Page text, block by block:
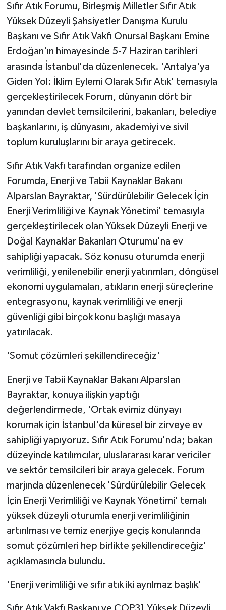
Sıfır Atık Forumu, Birleşmiş Milletler Sıfır Atık
Yüksek Düzeyli Şahsiyetler Danışma Kurulu
Başkanı ve Sıfır Atık Vakfı Onursal Başkanı Emine
Erdoğan'ın himayesinde 5-7 Haziran tarihleri
arasında İstanbul'da düzenlenecek. 'Antalya'ya
Giden Yol: İklim Eylemi Olarak Sıfır Atık' temasıyla
gerçekleştirilecek Forum, dünyanın dört bir
yanından devlet temsilcilerini, bakanları, belediye
başkanlarını, iş dünyasını, akademiyi ve sivil
toplum kuruluşlarını bir araya getirecek.
Sıfır Atık Vakfı tarafından organize edilen
Forumda, Enerji ve Tabii Kaynaklar Bakanı
Alparslan Bayraktar, 'Sürdürülebilir Gelecek İçin
Enerji Verimliliği ve Kaynak Yönetimi' temasıyla
gerçekleştirilecek olan Yüksek Düzeyli Enerji ve
Doğal Kaynaklar Bakanları Oturumu'na ev
sahipliği yapacak. Söz konusu oturumda enerji
verimliliği, yenilenebilir enerji yatırımları, döngüsel
ekonomi uygulamaları, atıkların enerji süreçlerine
entegrasyonu, kaynak verimliliği ve enerji
güvenliği gibi birçok konu başlığı masaya
yatırılacak.
'Somut çözümleri şekillendireceğiz'
Enerji ve Tabii Kaynaklar Bakanı Alparslan
Bayraktar, konuya ilişkin yaptığı
değerlendirmede, 'Ortak evimiz dünyayı
korumak için İstanbul'da küresel bir zirveye ev
sahipliği yapıyoruz. Sıfır Atık Forumu'nda; bakan
düzeyinde katılımcılar, uluslararası karar vericiler
ve sektör temsilcileri bir araya gelecek. Forum
marjında düzenlenecek 'Sürdürülebilir Gelecek
İçin Enerji Verimliliği ve Kaynak Yönetimi' temalı
yüksek düzeyli oturumla enerji verimliliğinin
artırılması ve temiz enerjiye geçiş konularında
somut çözümleri hep birlikte şekillendireceğiz'
açıklamasında bulundu.
'Enerji verimliliği ve sıfır atık iki ayrılmaz başlık'
Sağlık
SİYASET
TEKNOLOJİ
Turizm
ÜLKE GÜNDEMİ
YAŞAM
YEREL
Yerel Haberler